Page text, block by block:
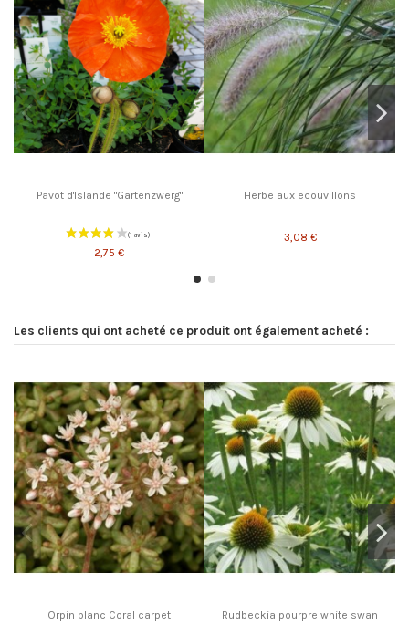
Pavot d'Islande "Gartenzwerg"
2,75 €
Herbe aux ecouvillons
3,08 €
Les clients qui ont acheté ce produit ont également acheté :
Orpin blanc Coral carpet Rudbeckia pourpre white swan